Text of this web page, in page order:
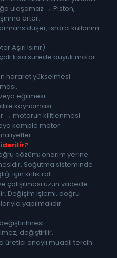
ulaşamaz → Piston,
artar.
düşer, ısrarcı kullanım
Aşırı Isınır)
kısa sürede büyük motor
hararet yükselmesi.
eğilmesi.
kaynaması.
→ motorun kilitlenmesi.
komple motor
çözüm; onarım yerine
Soğutma sisteminde
için kritik rol
çalışılması uzun vadede
Değişim işlemi, doğru
yapılmalıdır.
değiştirilir.
üretici onaylı muadil tercih